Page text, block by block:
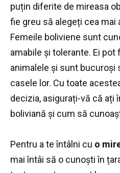
puțin diferite de mireasa
fie greu să alegeți cea mai
Femeile boliviene sunt
amabile și tolerante. Ei pot
animalele și sunt bucuroși
casele lor. Cu toate
decizia, asigurați-vă că ați
boliviană și cum să
Pentru a te întâlni cu o
mai întâi să o cunoști în